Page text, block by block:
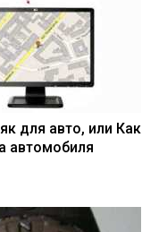
для авто, или Как
автомобиля